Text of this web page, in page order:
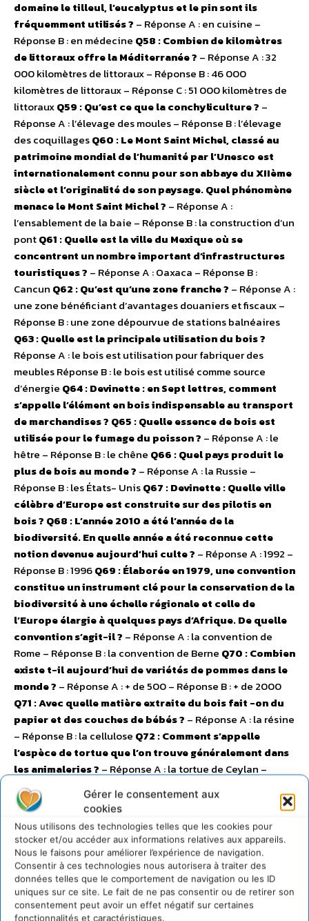
Gérer le consentement aux
cookies
Nous utilisons des technologies telles que les cookies pour
stocker et/ou accéder aux informations relatives aux appareils.
Nous le faisons pour améliorer l’expérience de navigation.
Consentir à ces technologies nous autorisera à traiter des
données telles que le comportement de navigation ou les ID
uniques sur ce site. Le fait de ne pas consentir ou de retirer son
consentement peut avoir un effet négatif sur certaines
fonctionnalités et caractéristiques.
domaine le tilleul, l’eucalyptus et le pin sont ils
fréquemment utilisés ? – Réponse A : en cuisine –
Réponse B : en médecine Q58 : Combien de kilomètres
de littoraux offre la Méditerranée ? – Réponse A : 32
000 kilomètres de littoraux – Réponse B : 46 000
kilomètres de littoraux – Réponse C : 51 000 kilomètres de
littorauxQ59 : Qu’est ce que la conchyliculture ? –
Réponse A : l’élevage des moules – Réponse B : l’élevage
des coquillagesQ60 : Le Mont Saint Michel, classé au
patrimoine mondial de l’humanité par l’Unesco est
internationalement connu pour son abbaye du XIIème
siècle et l’originalité de son paysage. Quel phénomène
menace le Mont Saint Michel ? – Réponse A :
l’ensablement de la baie – Réponse B : la construction d’un
pontQ61 : Quelle est la ville du Mexique où se
concentrent un nombre important d’infrastructures
touristiques ? – Réponse A : Oaxaca – Réponse B :
Cancun Q62 : Qu’est qu’une zone franche ? – Réponse A :
une zone bénéficiant d’avantages douaniers et fiscaux –
Réponse B : une zone dépourvue de stations balnéaires
Q63 : Quelle est la principale utilisation du bois ?
Réponse A : le bois est utilisation pour fabriquer des
meubles Réponse B : le bois est utilisé comme source
d’énergie Q64 : Devinette : en Sept lettres, comment
s’appelle l’élément en bois indispensable au transport
de marchandises ? Q65 : Quelle essence de bois est
utilisée pour le fumage du poisson ? – Réponse A : le
hêtre – Réponse B : le chêne Q66 : Quel pays produit le
plus de bois au monde ? – Réponse A : la Russie –
Réponse B : les États- UnisQ67 : Devinette : Quelle ville
célèbre d’Europe est construite sur des pilotis en
bois ? Q68 : L’année 2010 a été l’année de la
biodiversité. En quelle année a été reconnue cette
notion devenue aujourd’hui culte ? – Réponse A : 1992 –
Réponse B : 1996Q69 : Élaborée en 1979, une convention
constitue un instrument clé pour la conservation de la
biodiversité à une échelle régionale et celle de
l’Europe élargie à quelques pays d’Afrique. De quelle
convention s’agit-il ? – Réponse A : la convention de
Rome – Réponse B : la convention de Berne Q70 : Combien
existe t-il aujourd’hui de variétés de pommes dans le
monde ? – Réponse A : + de 500 – Réponse B : + de 2000
Q71 : Avec quelle matière extraite du bois fait -on du
papier et des couches de bébés ? – Réponse A : la résine
– Réponse B : la cellulose Q72 : Comment s’appelle
l’espèce de tortue que l’on trouve généralement dans
les animaleries ? – Réponse A : la tortue de Ceylan –
Réponse B : la tortue de Floride
bois intervient -il dans le processus d’élaboration du
vin ?
– Réponse A : la fermentation – Réponse B : la
vinificationQ74 : Que signifie le sigle AEE ? Q75 : Les
feuilles des arbres transpirent. Cette affirmation est
elle vrai ou fausse ?– Réponse A : c’est vrai – Réponse B :
c’est fauxQ76 : Que signifie le sigle UICN ?Q77 : D’après
la communauté scientifique, nous assistons à une